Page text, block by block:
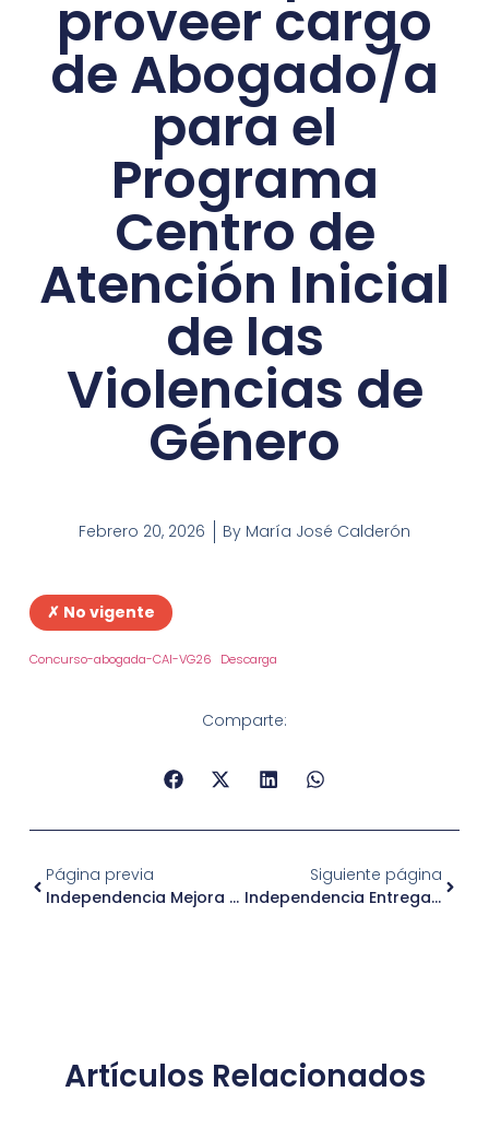
proveer cargo
de Abogado/a
para el
Programa
Centro de
Atención Inicial
de las
Violencias de
Género
Febrero 20, 2026 By María José Calderón
✗ No vigente
Concurso-abogada-CAI-VG26 Descarga
Comparte:
Página previa
Independencia Mejora Espacios De Espera En El Edificio Consistorial
Siguiente página
Independencia Entrega Ayuda Solidaria A Penco Tras Incendios En El Sur Del País
Artículos Relacionados